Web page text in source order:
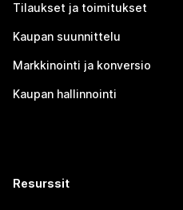
Tilaukset ja toimitukset
Kaupan suunnittelu
Markkinointi ja konversio
Kaupan hallinnointi
Resurssit